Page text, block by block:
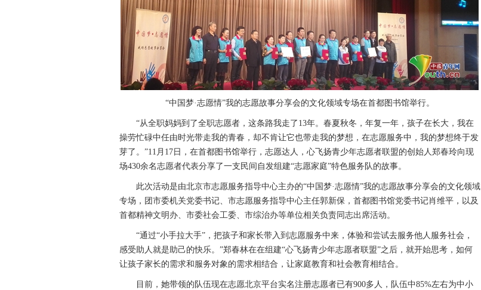
“中国梦·志愿情”我的志愿故事分享会的文化领域专场在首都图书馆举行。
“从全职妈妈到了全职志愿者，这条路我走了13年。春夏秋冬，年复一年，孩子在长大，我在
操劳忙碌中任由时光带走我的青春，却不肯让它也带走我的梦想，在志愿服务中，我的梦想终于发
芽了。”11月17日，在首都图书馆举行，志愿达人，心飞扬青少年志愿者联盟的创始人郑春玲向现
场430余名志愿者代表分享了一支民间自发组建“志愿家庭”特色服务队的故事。
此次活动是由北京市志愿服务指导中心主办的“中国梦·志愿情”我的志愿故事分享会的文化领域
专场，团市委机关党委书记、市志愿服务指导中心主任郭新保，首都图书馆党委书记肖维平，以及
首都精神文明办、市委社会工委、市综治办等单位相关负责同志出席活动。
“通过“小手拉大手”，把孩子和家长带入到志愿服务中来，体验和尝试去服务他人服务社会，
感受助人就是助己的快乐。”郑春林在在组建“心飞扬青少年志愿者联盟”之后，就开始思考，如何
让孩子家长的需求和服务对象的需求相结合，让家庭教育和社会教育相结合。
目前，她带领的队伍现在志愿北京平台实名注册志愿者已有900多人，队伍中85%左右为中小